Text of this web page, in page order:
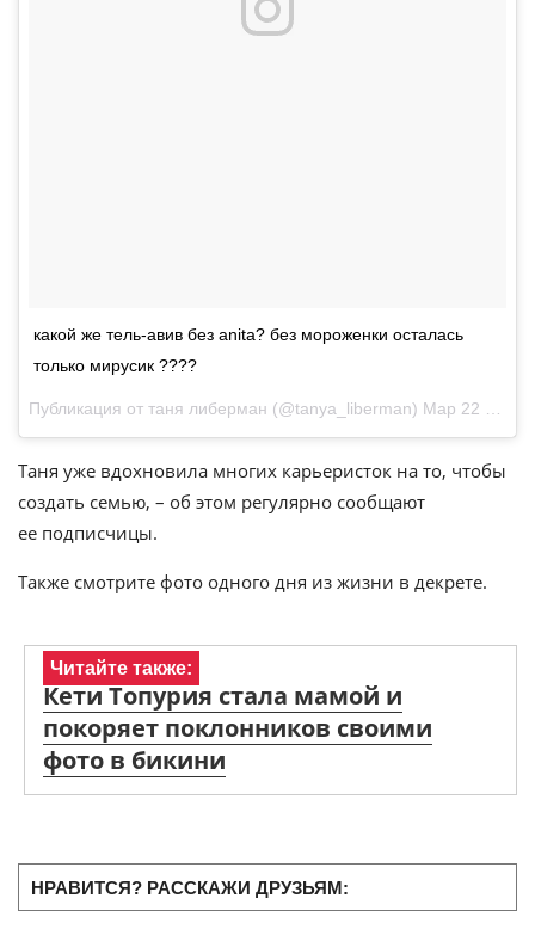
какой же тель-авив без anita? без мороженки осталась
только мирусик ????
Публикация от таня либерман (@tanya_liberman) Мар 22 2016 в 11:52 PDT
Таня уже вдохновила многих карьеристок на то, чтобы
создать семью, – об этом регулярно сообщают
ее подписчицы.
Также смотрите фото одного дня из жизни в декрете.
Читайте также:
Кети Топурия стала мамой и
покоряет поклонников своими
фото в бикини
НРАВИТСЯ? РАССКАЖИ ДРУЗЬЯМ: